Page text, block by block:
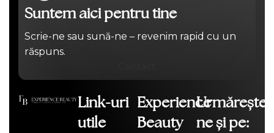
Suntem aici pentru tine
Scrie-ne sau sună-ne – revenim rapid cu un
răspuns.
Link-uri
utile
Experience
Beauty
Urmărește-
ne și pe: